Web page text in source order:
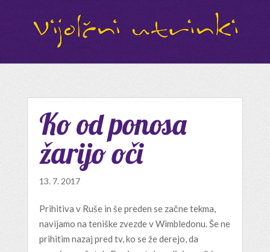
Ko od ponosa
žarijo oči
13. 7. 2017
Prihitiva v Ruše in še preden se začne tekma,
navijamo na teniške zvezde v Wimbledonu. Še ne
prihitim nazaj pred tv, ko se že derejo, da